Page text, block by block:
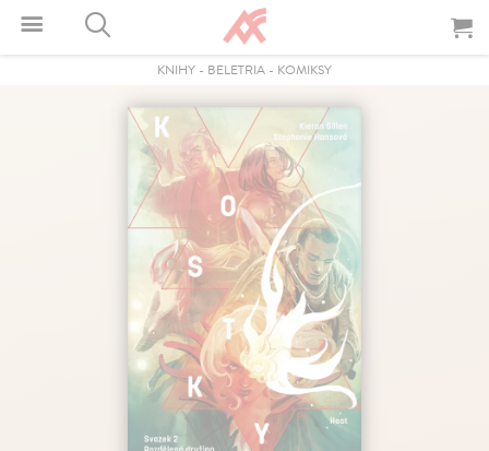
KNIHY - BELETRIA - KOMIKSY